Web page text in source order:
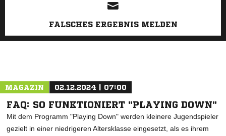
FALSCHES ERGEBNIS MELDEN
MAGAZIN 02.12.2024 | 07:00
FAQ: SO FUNKTIONIERT "PLAYING DOWN"
Mit dem Programm "Playing Down" werden kleinere Jugendspieler
gezielt in einer niedrigeren Altersklasse eingesetzt, als es ihrem